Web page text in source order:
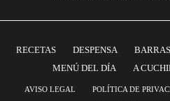
RECETAS DESPENSA
MENÚ DEL DÍA
A
AVISO LEGAL POLÍTICA DE